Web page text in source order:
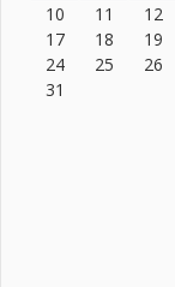
жизни»
02 августа 2026
Ленобласть
10
11 12
17
18 19
24
25 26
31